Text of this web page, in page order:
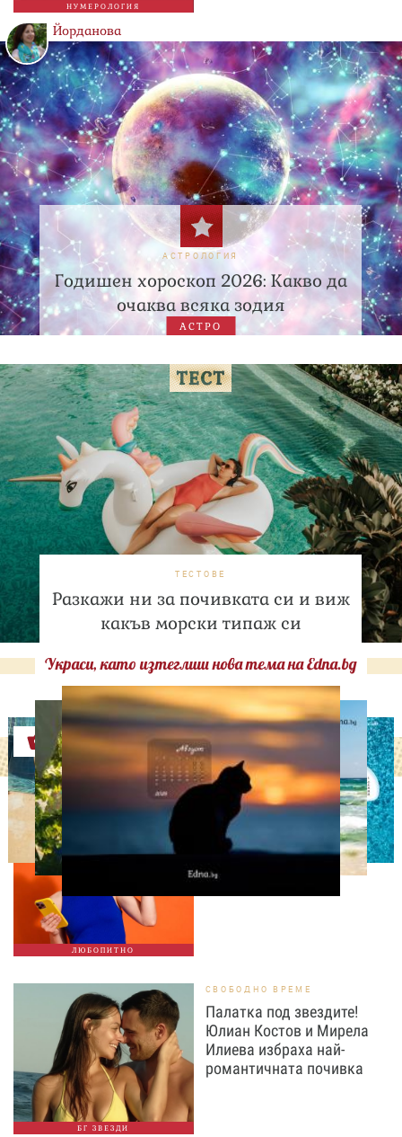
НУМЕРОЛОГИЯ
Йорданова
АСТРОЛОГИЯ
Годишен хороскоп 2026: Какво да
очаква всяка зодия
АСТРО
ТЕСТОВЕ
Разкажи ни за почивката си и виж
какъв морски типаж си
Украси, като изтеглиш нова тема на Edna.bg
Оферти
ЛЮБОПИТНО
ЛЮБОПИТНО
ТЕСТ: Какво издава
телефонът ти за теб?
БГ ЗВЕЗДИ
СВОБОДНО ВРЕМЕ
Палатка под звездите!
Юлиан Костов и Мирела
Илиева избраха най-
романтичната почивка